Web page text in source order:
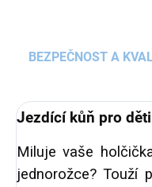
BEZPEČNOST A
Jezdící kůň pro
Miluje vaše
jednorožce? Touží